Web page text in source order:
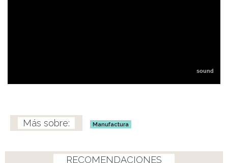
Manufactura
RECOMENDACIONES